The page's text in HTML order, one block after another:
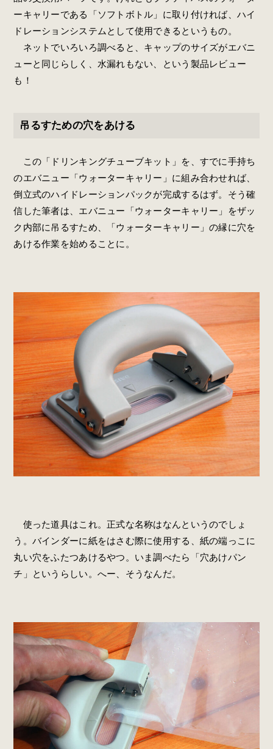
ーキャリーである「ソフトボトル」に取り付ければ、ハイ
ドレーションシステムとして使用できるというもの。
ネットでいろいろ調べると、キャップのサイズがエバニ
ューと同じらしく、水漏れもない、という製品レビュー
も！
吊るすための穴をあける
この「ドリンキングチューブキット」を、すでに手持ち
のエバニュー「ウォーターキャリー」に組み合わせれば、
倒立式のハイドレーションパックが完成するはず。そう確
信した筆者は、エバニュー「ウォーターキャリー」をザッ
ク内部に吊るすため、「ウォーターキャリー」の縁に穴を
あける作業を始めることに。
使った道具はこれ。正式な名称はなんというのでしょ
う。バインダーに紙をはさむ際に使用する、紙の端っこに
丸い穴をふたつあけるやつ。いま調べたら「穴あけパン
チ」というらしい。へー、そうなんだ。